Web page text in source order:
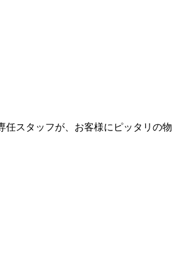
任スタッフが、お客様にピッタリの物